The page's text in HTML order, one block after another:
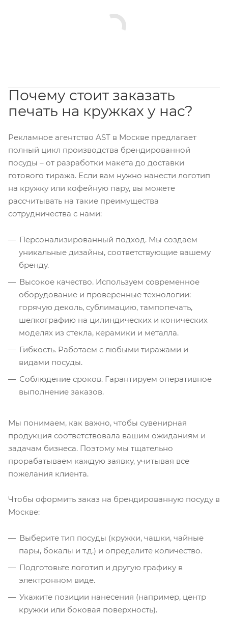
Почему стоит заказать
печать на кружках у нас?
Рекламное агентство AST в Москве предлагает
полный цикл производства брендированной
посуды – от разработки макета до доставки
готового тиража. Если вам нужно нанести логотип
на кружку или кофейную пару, вы можете
рассчитывать на такие преимущества
сотрудничества с нами:
Персонализированный подход. Мы создаем
уникальные дизайны, соответствующие вашему
бренду.
Высокое качество. Используем современное
оборудование и проверенные технологии:
горячую деколь, сублимацию, тампопечать,
шелкографию на цилиндических и конических
моделях из стекла, керамики и металла.
Гибкость. Работаем с любыми тиражами и
видами посуды.
Соблюдение сроков. Гарантируем оперативное
выполнение заказов.
Мы понимаем, как важно, чтобы сувенирная
продукция соответствовала вашим ожиданиям и
задачам бизнеса. Поэтому мы тщательно
прорабатываем каждую заявку, учитывая все
пожелания клиента.
Чтобы оформить заказ на брендированную посуду в
Москве:
Выберите тип посуды (кружки, чашки, чайные
пары, бокалы и т.д.) и определите количество.
Подготовьте логотип и другую графику в
электронном виде.
Укажите позиции нанесения (например, центр
кружки или боковая поверхность).